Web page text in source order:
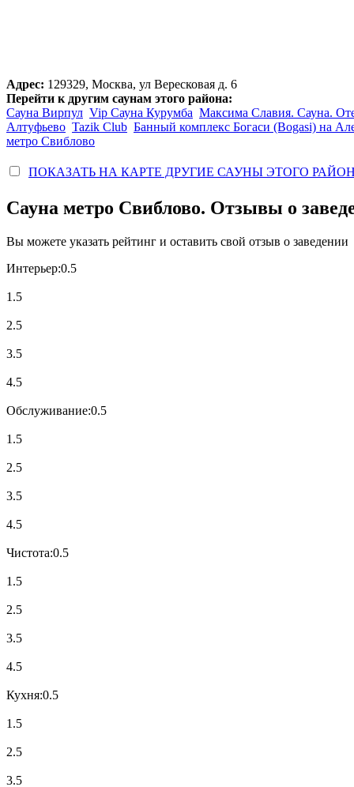
Адрес: 129329, Москва, ул Вересковая д. 6
Перейти к другим саунам этого района:
Сауна Вирпул Vip Сауна Курумба Максима Славия. Сауна.
Алтуфьево Tazik Club Банный комплекс Богаси (Bogasi) на
метро Свиблово
ПОКАЗАТЬ НА КАРТЕ ДРУГИЕ САУНЫ ЭТОГО
Сауна метро Свиблово. Отзывы о
Вы можете указать рейтинг и оставить свой отзыв о заведении
Интерьер:0.5
1.5
2.5
3.5
4.5
Обслуживание:0.5
1.5
2.5
3.5
4.5
Чистота:0.5
1.5
2.5
3.5
4.5
Кухня:0.5
1.5
2.5
3.5